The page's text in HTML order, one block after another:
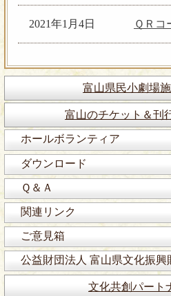
ネッロ」「エ
介と葉山古
CD「
★ 立岩潤三（
う） パーカ
中近東のダル
インドのタブ
にその国の古
すると共に、
コラボレーシ
した中近東／
作曲／データ
ヴェルディや
オペラ
にも引けを取
2021年1月4日 ＱＲコ
富山県民小劇場
富山のチケット＆刊
ホールボランティア
ダウンロード
Ｑ＆Ａ
関連リンク
ご意見箱
公益財団法人 富山県文化振興
文化共創パート